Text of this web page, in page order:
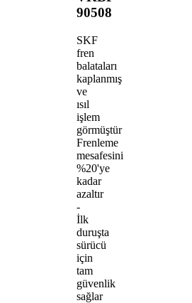
90508
SKF
fren
balataları
kaplanmış
ve
ısıl
işlem
görmüştür
Frenleme
mesafesini
%20'ye
kadar
azaltır
-
İlk
duruşta
sürücü
için
tam
güvenlik
sağlar